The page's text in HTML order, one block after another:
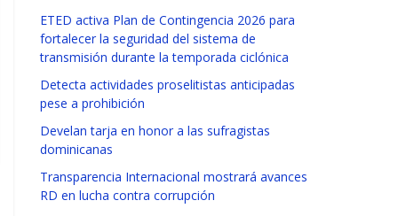
ETED activa Plan de Contingencia 2026 para
fortalecer la seguridad del sistema de
transmisión durante la temporada ciclónica
Detecta actividades proselitistas anticipadas
pese a prohibición
Develan tarja en honor a las sufragistas
dominicanas
Transparencia Internacional mostrará avances
RD en lucha contra corrupción